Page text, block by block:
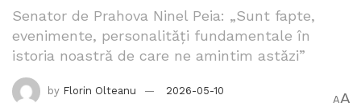
Senator de Prahova Ninel Peia: „Sunt fapte,
evenimente, personalități fundamentale în
istoria noastră de care ne amintim astăzi”
by Florin Olteanu
2026-05-10
AA